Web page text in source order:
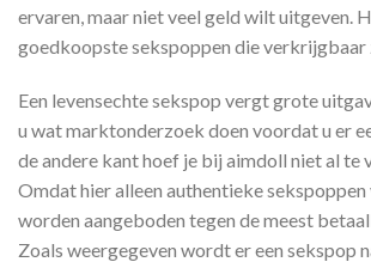
ervaren, maar niet veel geld wilt uitgeven.
goedkoopste sekspoppen die verkrijgbaar
Een levensechte sekspop vergt grote
u wat marktonderzoek doen voordat u er
de andere kant hoef je bij aimdoll niet al te
Omdat hier alleen authentieke sekspoppen
worden aangeboden tegen de meest
Zoals weergegeven wordt er een sekspop